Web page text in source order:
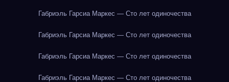
Габриэль Гарсиа Маркес — Сто лет одиночества
Габриэль Гарсиа Маркес — Сто лет одиночества
Габриэль Гарсиа Маркес — Сто лет одиночества
Габриэль Гарсиа Маркес — Сто лет одиночества